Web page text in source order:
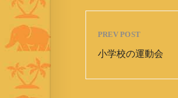
PREV POST
小学校の運動会